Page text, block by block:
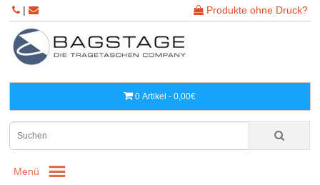
| Produkte ohne Druck?
0 Artikel - 0,00€
Menü